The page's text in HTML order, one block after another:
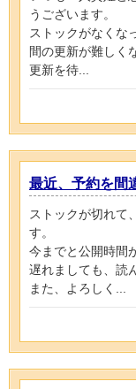
うございます。
ストックがなくな
間の更新が難しく
更新を待...
最近、予約を間
ストックが切れて
す。
今までと公開時間
遅れましても、読
また、よろしく...